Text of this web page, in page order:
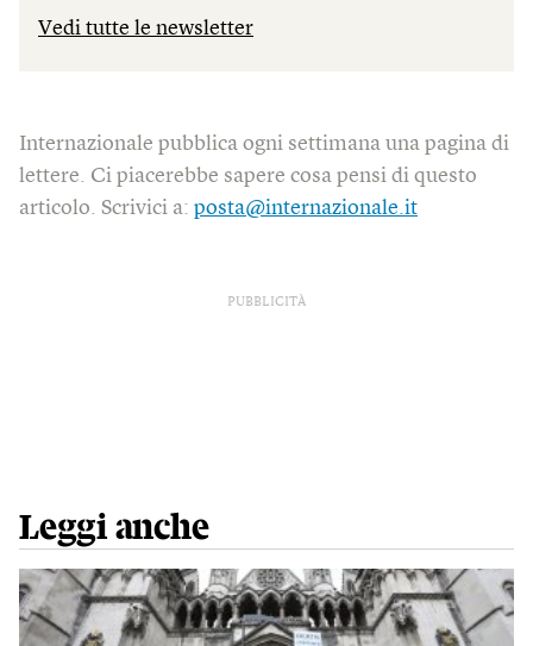
Vedi tutte le newsletter
Internazionale pubblica ogni settimana una pagina di
lettere. Ci piacerebbe sapere cosa pensi di questo
articolo. Scrivici a: posta@internazionale.it
PUBBLICITÀ
Leggi anche